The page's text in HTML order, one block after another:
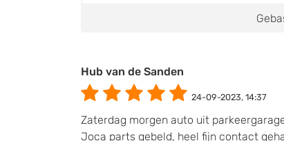
Hub van de Sanden
24-09-2023, 14:37
Zaterdag morgen auto uit
Joca parts gebeld, heel fijn contact